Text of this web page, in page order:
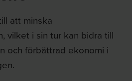
att minska
vilket i sin tur kan bidra till
och förbättrad ekonomi i